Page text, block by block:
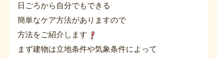
日ごろから自分でもできる
簡単なケア方法がありますので
方法をご紹介します
まず建物は立地条件や気象条件によって